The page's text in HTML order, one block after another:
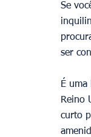
Se
ser
É
Reino
curto